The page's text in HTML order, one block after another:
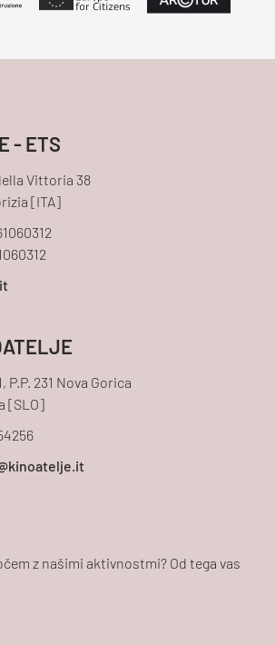
- ETS
Vittoria 38
[ITA]
P.P. 231 Nova Gorica
[SLO]
z našimi aktivnostmi? Od tega vas